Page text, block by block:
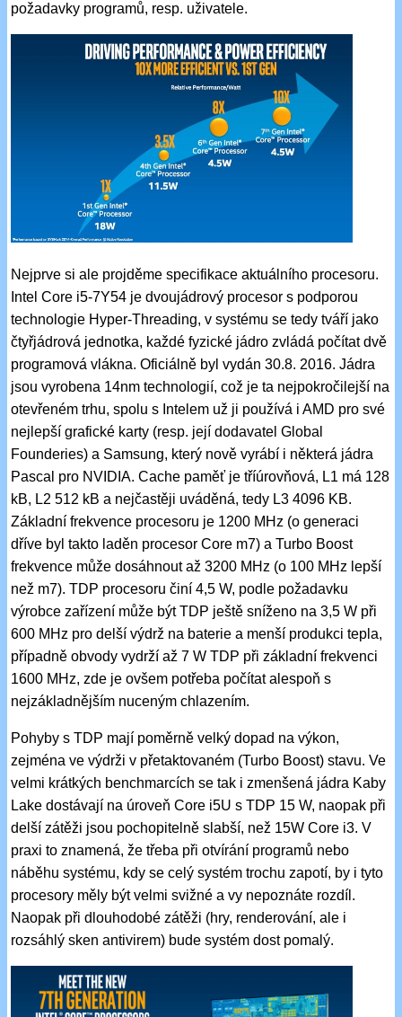
požadavky programů, resp. uživatele.
Nejprve si ale projděme specifikace aktuálního procesoru.
Intel Core i5-7Y54 je dvoujádrový procesor s podporou
technologie Hyper-Threading, v systému se tedy tváří jako
čtyřjádrová jednotka, každé fyzické jádro zvládá počítat dvě
programová vlákna. Oficiálně byl vydán 30.8. 2016. Jádra
jsou vyrobena 14nm technologií, což je ta nejpokročilejší na
otevřeném trhu, spolu s Intelem už ji používá i AMD pro své
nejlepší grafické karty (resp. její dodavatel Global
Founderies) a Samsung, který nově vyrábí i některá jádra
Pascal pro NVIDIA. Cache paměť je tříúrovňová, L1 má 128
kB, L2 512 kB a nejčastěji uváděná, tedy L3 4096 KB.
Základní frekvence procesoru je 1200 MHz (o generaci
dříve byl takto laděn procesor Core m7) a Turbo Boost
frekvence může dosáhnout až 3200 MHz (o 100 MHz lepší
než m7). TDP procesoru činí 4,5 W, podle požadavku
výrobce zařízení může být TDP ještě sníženo na 3,5 W při
600 MHz pro delší výdrž na baterie a menší produkci tepla,
případně obvody vydrží až 7 W TDP při základní frekvenci
1600 MHz, zde je ovšem potřeba počítat alespoň s
nejzákladnějším nuceným chlazením.
Pohyby s TDP mají poměrně velký dopad na výkon,
zejména ve výdrži v přetaktovaném (Turbo Boost) stavu. Ve
velmi krátkých benchmarcích se tak i zmenšená jádra Kaby
Lake dostávají na úroveň Core i5U s TDP 15 W, naopak při
delší zátěži jsou pochopitelně slabší, než 15W Core i3. V
praxi to znamená, že třeba při otvírání programů nebo
náběhu systému, kdy se celý systém trochu zapotí, by i tyto
procesory měly být velmi svižné a vy nepoznáte rozdíl.
Naopak při dlouhodobé zátěži (hry, renderování, ale i
rozsáhlý sken antivirem) bude systém dost pomalý.